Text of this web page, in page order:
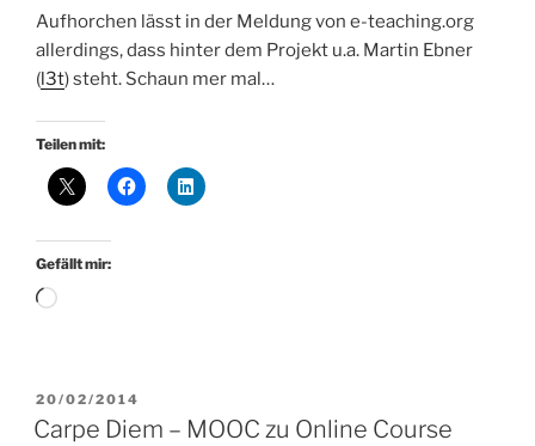
Aufhorchen lässt in der Meldung von e-teaching.org
allerdings, dass hinter dem Projekt u.a. Martin Ebner
(l3t) steht. Schaun mer mal…
Teilen mit:
Gefällt mir:
Wird
VERÖFFENTLICHT
AM
20/02/2014
Carpe Diem – MOOC zu Online Course